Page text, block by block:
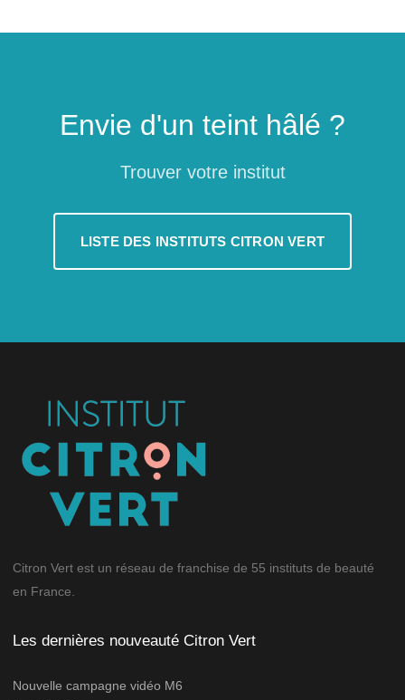
Envie d'un teint hâlé ?
Trouver votre institut
LISTE DES INSTITUTS CITRON VERT
Citron Vert est un réseau de franchise de 55 instituts de beauté
en France.
Les dernières nouveauté Citron Vert
Nouvelle campagne vidéo M6